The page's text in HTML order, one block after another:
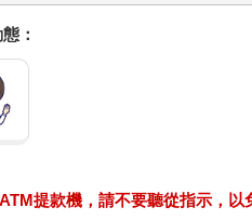
：
提款機，請不要聽從指示，以